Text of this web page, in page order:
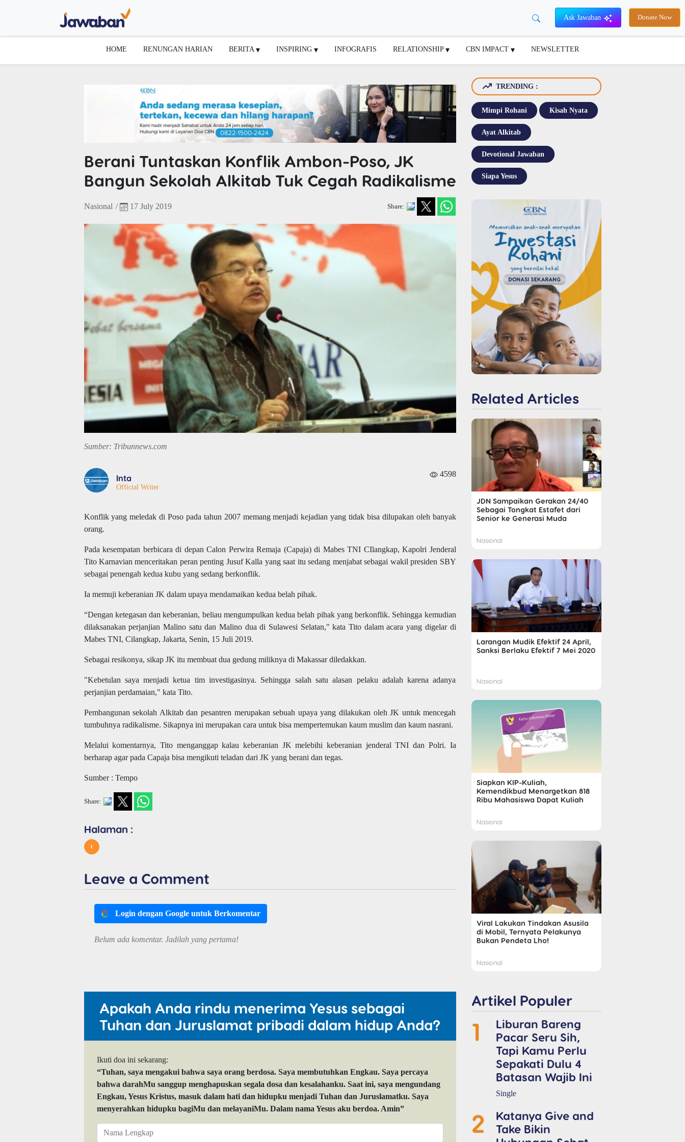
Ask Jawaban Donate Now
HOME RENUNGAN HARIAN BERITA INSPIRING INFOGRAFIS RELATIONSHIP CBN IMPACT NEWSLETTER
Berani Tuntaskan Konflik Ambon-Poso, JK
Bangun Sekolah Alkitab Tuk Cegah Radikalisme
Nasional / 17 July 2019 Share:
Sumber: Tribunnews.com
Inta
Official Writer
4598
Konflik yang meledak di Poso pada tahun 2007 memang menjadi kejadian yang tidak bisa dilupakan oleh banyak
orang.
Pada kesempatan berbicara di depan Calon Perwira Remaja (Capaja) di Mabes TNI CIlangkap, Kapolri Jenderal
Tito Karnavian menceritakan peran penting Jusuf Kalla yang saat itu sedang menjabat sebagai wakil presiden SBY
sebagai penengah kedua kubu yang sedang berkonflik.
Ia memuji keberanian JK dalam upaya mendamaikan kedua belah pihak.
“Dengan ketegasan dan keberanian, beliau mengumpulkan kedua belah pihak yang berkonflik. Sehingga kemudian
dilaksanakan perjanjian Malino satu dan Malino dua di Sulawesi Selatan," kata Tito dalam acara yang digelar di
Mabes TNI, Cilangkap, Jakarta, Senin, 15 Juli 2019.
Sebagai resikonya, sikap JK itu membuat dua gedung miliknya di Makassar diledakkan.
"Kebetulan saya menjadi ketua tim investigasinya. Sehingga salah satu alasan pelaku adalah karena adanya
perjanjian perdamaian," kata Tito.
Pembangunan sekolah Alkitab dan pesantren merupakan sebuah upaya yang dilakukan oleh JK untuk mencegah
tumbuhnya radikalisme. Sikapnya ini merupakan cara untuk bisa mempertemukan kaum muslim dan kaum nasrani.
Melalui komentarnya, Tito menganggap kalau keberanian JK melebihi keberanian jenderal TNI dan Polri. Ia
berharap agar pada Capaja bisa mengikuti teladan dari JK yang berani dan tegas.
Sumber : Tempo
Share:
Halaman :
1
Leave a Comment
Login dengan Google untuk Berkomentar
Belum ada komentar. Jadilah yang pertama!
Apakah Anda rindu menerima Yesus sebagai
Tuhan dan Juruslamat pribadi dalam hidup Anda?
Ikuti doa ini sekarang:
“Tuhan, saya mengakui bahwa saya orang berdosa. Saya membutuhkan Engkau. Saya percaya
bahwa darahMu sanggup menghapuskan segala dosa dan kesalahanku. Saat ini, saya mengundang
Engkau, Yesus Kristus, masuk dalam hati dan hidupku menjadi Tuhan dan Juruslamatku. Saya
menyerahkan hidupku bagiMu dan melayaniMu. Dalam nama Yesus aku berdoa. Amin”
TRENDING :
Mimpi Rohani Kisah Nyata
Ayat Alkitab
Devotional Jawaban
Siapa Yesus
Related Articles
JDN Sampaikan Gerakan 24/40
Sebagai Tongkat Estafet dari
Senior ke Generasi Muda
Nasional
Larangan Mudik Efektif 24 April,
Sanksi Berlaku Efektif 7 Mei 2020
Nasional
Siapkan KIP-Kuliah,
Kemendikbud Menargetkan 818
Ribu Mahasiswa Dapat Kuliah
Nasional
Viral Lakukan Tindakan Asusila
di Mobil, Ternyata Pelakunya
Bukan Pendeta Lho!
Nasional
Artikel Populer
1
Liburan Bareng
Pacar Seru Sih,
Tapi Kamu Perlu
Sepakati Dulu 4
Batasan Wajib Ini
Single
2
Katanya Give and
Take Bikin